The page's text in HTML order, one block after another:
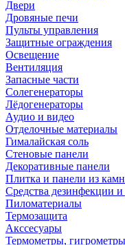
Двери
Дровяные печи
Пульты управления
Защитные ограждения
Освещение
Вентиляция
Запасные части
Солегенераторы
Лёдогенераторы
Аудио и видео
Отделочные материалы
Гималайская соль
Стеновые панели
Декоративные панели
Плитка и панели из
Средства дезинфекции и
Пиломатериалы
Термозащита
Аксcесуары
Термометры, гигрометры